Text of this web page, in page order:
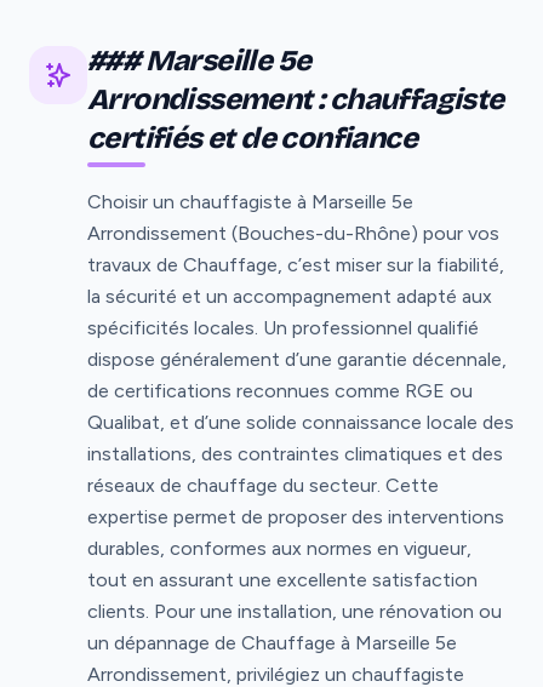
### Marseille 5e
Arrondissement : chauffagiste
certifiés et de confiance
Choisir un chauffagiste à Marseille 5e
Arrondissement (Bouches-du-Rhône) pour vos
travaux de Chauffage, c’est miser sur la fiabilité,
la sécurité et un accompagnement adapté aux
spécificités locales. Un professionnel qualifié
dispose généralement d’une garantie décennale,
de certifications reconnues comme RGE ou
Qualibat, et d’une solide connaissance locale des
installations, des contraintes climatiques et des
réseaux de chauffage du secteur. Cette
expertise permet de proposer des interventions
durables, conformes aux normes en vigueur,
tout en assurant une excellente satisfaction
clients. Pour une installation, une rénovation ou
un dépannage de Chauffage à Marseille 5e
Arrondissement, privilégiez un chauffagiste